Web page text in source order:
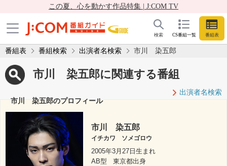
この夏、心を動かす作品特集 | J:COM TV
CS番組一覧 番組表
検索
番組表 番組検索 出演者名検索 市川 染五郎
市川 染五郎に関連する番組
出演者名検索
市川 染五郎のプロフィール
市川 染五郎
イチカワ ソメゴロウ
2005年3月27日生まれ
AB型
東京都出身